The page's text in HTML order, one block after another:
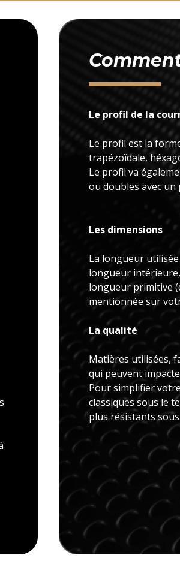
Le profil de la
Le profil est la
trapézoïdale,
Le profil va
ou doubles avec un
Les dimensions
La longueur
longueur
longueur primitive
mentionnée sur
La qualité
Matières utilisées,
qui peuvent
Pour simplifier
classiques sous le
plus résistants